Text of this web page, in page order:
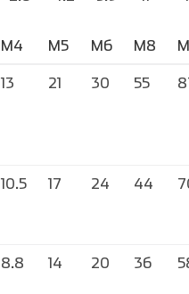
M4 M5 M6 M8
13 21 30 55
10.5 17 24 44
8.8 14 20 36